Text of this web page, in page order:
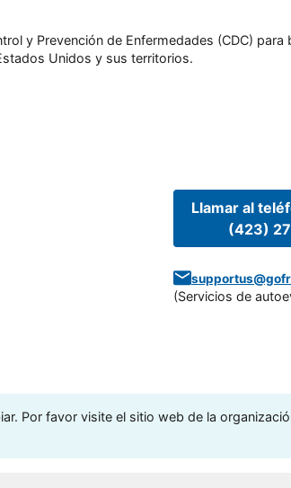
y Prevención de Enfermedades (CDC)
Unidos y sus territorios.
Llamar al
(423)
(Servicios de
Por favor visite el sitio web de la